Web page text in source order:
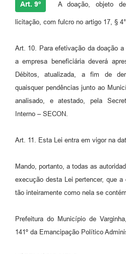
Art. 9º A doação, objeto
licitação, com fulcro no artigo 17, §
Art. 10. Para efetivação da doação
a empresa beneficiária deverá
Débitos, atualizada, a fim de
quaisquer pendências junto ao
analisado, e atestado, pela
Interno – SECON.
Art. 11. Esta Lei entra em vigor na
Mando, portanto, a todas as
execução desta Lei pertencer, que
tão inteiramente como nela se
Prefeitura do Município de
141º da Emancipação Político